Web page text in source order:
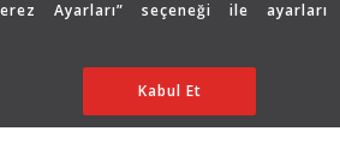
Ayarları” seçeneği ile ayarları
Ayarları Düzenle
Kabul Et
SATIN ALIN
Pırlanta - Bu sitenin tüm hakları